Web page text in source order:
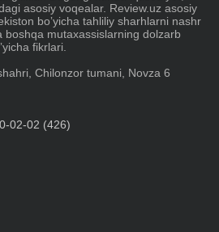
asosiy voqealar. Review.uz asosiy
boʼyicha tahliliy sharhlarni nashr
boshqa mutaxassislarning dolzarb
fikrlari.
Chilonzor tumani, Novza 6
02-02 (426)